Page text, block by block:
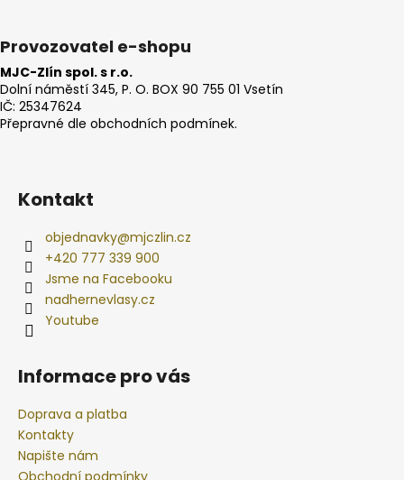
Provozovatel e-shopu
MJC-Zlín spol. s r.o.
Dolní náměstí 345, P. O. BOX 90 755 01 Vsetín
IČ: 25347624
Přepravné dle obchodních podmínek.
Kontakt
objednavky@mjczlin.cz
+420 777 339 900
Jsme na Facebooku
nadhernevlasy.cz
Youtube
Informace pro vás
Doprava a platba
Kontakty
Napište nám
Obchodní podmínky